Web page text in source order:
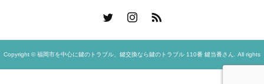
Copyright © 福岡市を中心に鍵のトラブル、鍵交換なら鍵のトラブル 110番 鍵当番さん. All rights